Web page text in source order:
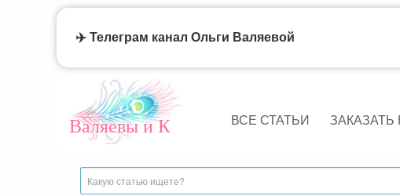
Валяевы и К ВСЕ СТАТЬИ ЗАКАЗАТЬ
✈️ Телеграм канал Ольги Валяевой